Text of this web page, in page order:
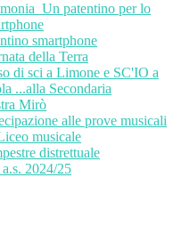
patentino per lo
smartphone
della Terra
di sci a Limone e SC'IO a
...alla Secondaria
Mirò
alle prove musicali
musicale
distrettuale
2024/25